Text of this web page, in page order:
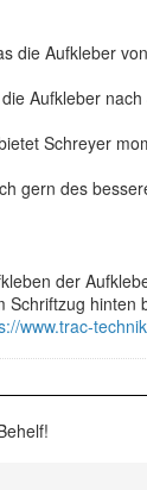
die Aufkleber
Aufkleber
Schreyer
gern des
der
Schriftzug hinten
www.trac-